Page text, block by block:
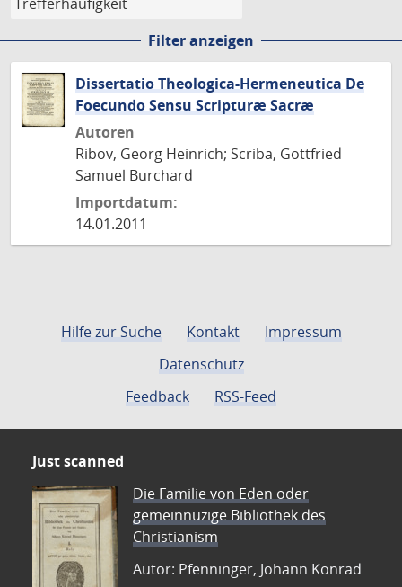
Filter anzeigen
Dissertatio Theologica-Hermeneutica De
Foecundo Sensu Scripturæ Sacræ
Autoren
Ribov, Georg Heinrich; Scriba, Gottfried
Samuel Burchard
Importdatum:
14.01.2011
Hilfe zur Suche Kontakt
Impressum
Datenschutz
Feedback
RSS-Feed
Just scanned
Die Familie von Eden oder
gemeinnüzige Bibliothek des
Christianism
Autor: Pfenninger, Johann Konrad